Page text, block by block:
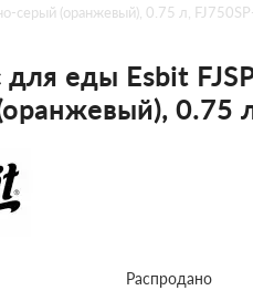
серый (оранжевый), 0.75 л,
для еды Esbit
0.75
Распродано